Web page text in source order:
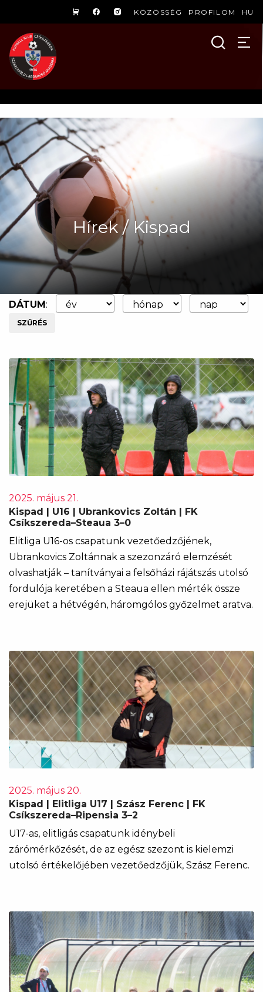
KÖZÖSSÉG PROFILOM HU
Hírek / Kispad
DÁTUM:
SZŰRÉS
2025. május 21.
Kispad | U16 | Ubrankovics Zoltán | FK
Csíkszereda–Steaua 3–0
Elitliga U16-os csapatunk vezetőedzőjének,
Ubrankovics Zoltánnak a szezonzáró elemzését
olvashatják – tanítványai a felsőházi rájátszás utolsó
fordulója keretében a Steaua ellen mérték össze
erejüket a hétvégén, háromgólos győzelmet aratva.
2025. május 20.
Kispad | Elitliga U17 | Szász Ferenc | FK
Csíkszereda–Ripensia 3–2
U17-as, elitligás csapatunk idénybeli
zárómérkőzését, de az egész szezont is kielemzi
utolsó értékelőjében vezetőedzőjük, Szász Ferenc.